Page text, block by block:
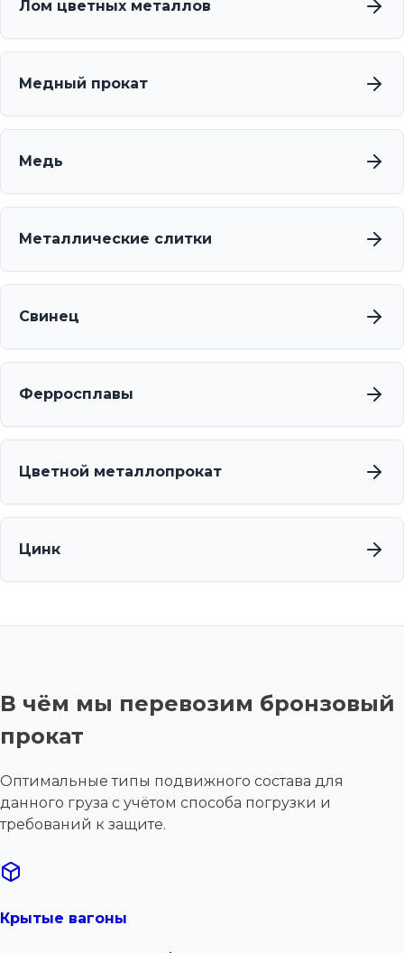
Лом цветных металлов
Медный прокат
Медь
Металлические слитки
Свинец
Ферросплавы
Цветной металлопрокат
Цинк
В чём мы перевозим бронзовый
прокат
Оптимальные типы подвижного состава для
данного груза с учётом способа погрузки и
требований к защите.
Крытые вагоны